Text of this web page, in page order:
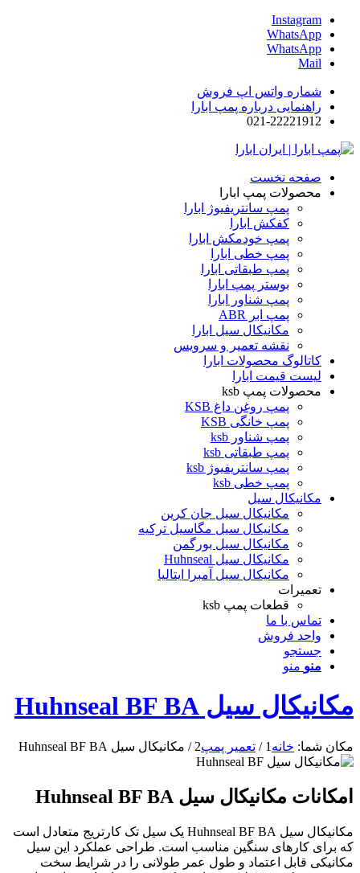
Instagram
WhatsApp
WhatsApp
Mail
شماره واتس اپ فروش
راهنمایی درباره پمپ ابارا
021-22221912
صفحه نخست
محصولات پمپ ابارا
پمپ سانتریفیوژ ابارا
کفکش ابارا
پمپ خودمکش ابارا
پمپ خطی ابارا
پمپ طبقاتی ابارا
بوستر پمپ ابارا
پمپ شناور ابارا
پمپ ابر ABR
مکانیکال سیل ابارا
نقشه تعمیر و سرویس
کاتالوگ محصولات ابارا
لیست قیمت ابارا
محصولات پمپ ksb
پمپ روغن داغ KSB
پمپ خانگی KSB
پمپ شناور ksb
پمپ طبقاتی ksb
پمپ سانتریفیوژ ksb
پمپ خطی ksb
مکانیکال سیل
مکانیکال سیل جان کرین
مکانیکال سیل مگاسیل ترکیه
مکانیکال سیل بورگمن
مکانیکال سیل Huhnseal
مکانیکال سیل آمبرا ایتالیا
تعمیرات
قطعات پمپ ksb
تماس با ما
واحد فروش
جستجو
منو منو
مکانیکال سیل Huhnseal BF BA
مکان شما: خانه 1
/ تعمیر پمپ2
/ مکانیکال سیل Huhnseal BF BA
امکانات مکانیکال سیل Huhnseal BF BA
مکانیکال سیل Huhnseal BF BA یک سیل تک کارتریج متعادل است
که برای کارهای سنگین مناسب است. طراحی عملکرد این سیل
مکانیکی قابل اعتماد و طول عمر طولانی را در شرایط سخت